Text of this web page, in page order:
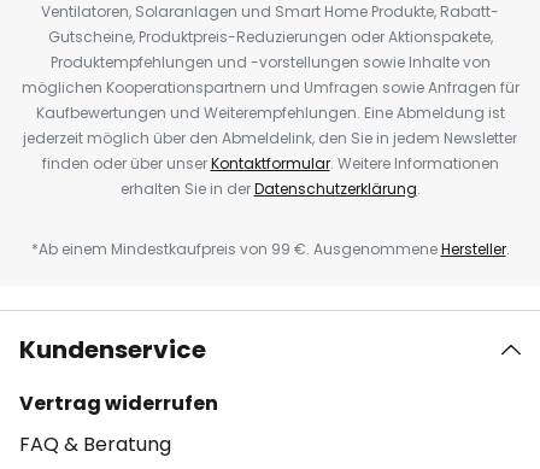
Ventilatoren, Solaranlagen und Smart Home Produkte, Rabatt-
Gutscheine, Produktpreis-Reduzierungen oder Aktionspakete,
Produktempfehlungen und -vorstellungen sowie Inhalte von
möglichen Kooperationspartnern und Umfragen sowie Anfragen für
Kaufbewertungen und Weiterempfehlungen. Eine Abmeldung ist
jederzeit möglich über den Abmeldelink, den Sie in jedem Newsletter
finden oder über unserKontaktformular. Weitere Informationen
erhalten Sie in derDatenschutzerklärung.
*Ab einem Mindestkaufpreis von 99 €. AusgenommeneHersteller.
Kundenservice
Vertrag widerrufen
FAQ & Beratung